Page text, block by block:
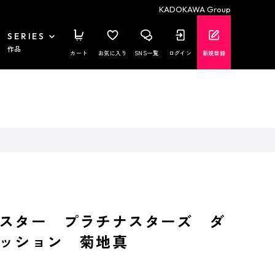
KADOKAWA Group
SERIES
作品 カート お気に入り SNS一覧 ログイン 新規登録
スター プラチナスターズ ダ
ション 菊地真